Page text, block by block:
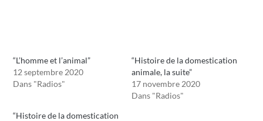
“L’homme et l’animal”
12 septembre 2020
Dans "Radios"
“Histoire de la domestication
animale, la suite”
17 novembre 2020
Dans "Radios"
“Histoire de la domestication